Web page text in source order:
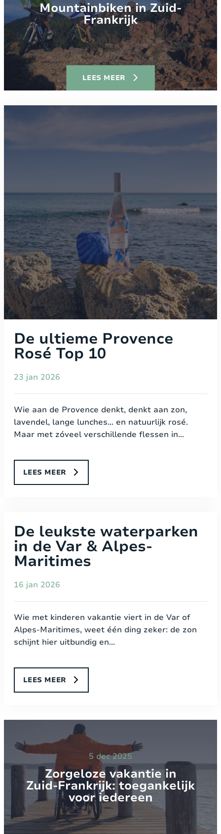
Mountainbiken in Zuid-
Frankrijk
LEES MEER
De ultieme Provence
Rosé Top 10
23 jan 2026
Wie aan de Provence denkt, denkt aan zon,
lavendel, lange lunches… en natuurlijk rosé.
Maar met zóveel verschillende flessen in...
LEES MEER
De leukste waterparken
in de Var & Alpes-
Maritimes
16 jan 2026
Wie met kinderen vakantie viert in de Var of
Alpes-Maritimes, weet één ding zeker: de zon
schijnt hier uitbundig en...
LEES MEER
5 dec 2025
Zorgeloze vakantie in
Zuid‑Frankrijk: toegankelijk
voor iedereen